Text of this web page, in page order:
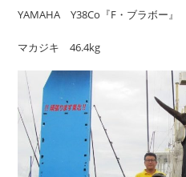
サービス案内
新艇・展示艇情報
YAMAHA Y38Co『F・ブラボー』
マカジキ 46.4kg